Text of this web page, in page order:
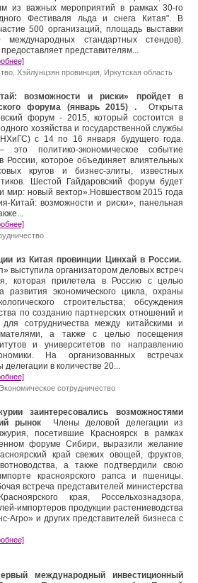
из важных мероприятий в рамках 30-го
Фестиваля льда и снега Китая". В
500 организаций, площадь выставки
стандартных стендов).
представителям...
Хэйлунцзян провинция Иркутская область
возможности и риски» пройдет в
форума (январь 2015) .Открыта
форум - 2015, который состоится в
хозяйства и государственной службы
с 14 по 16 января будущего года.
это политико-экономическое событие
России, которое объединяет влиятельных
кругов и бизнес-элиты, известных
Шестой Гайдаровский форум будет
мир: новый вектор».Новшеством 2015 года
Китай: возможности и риски», панельная
из Китая провинции Цинхай в России.
выступила организатором деловых встреч
которая прилетела в Россию с целью
развития экономического цикла, охраны
строительства; обсуждения
по созданию партнерских отношений и
сотрудничества между китайскими и
а также с целью посещения
и университетов по направлению
На организованных встречах
делегации в количестве 20...
Экономическое сотрудничество
заинтересовались возможностями
рынокЧлены деловой делегации из
посетившие Красноярск в рамках
форуме Сибири, выразили желание
край свежих овощей, фруктов,
а также подтвердили свою
красноярского рапса и пшеницы.
встреча представителей министерства
края, Россельхознадзора,
импортеров продукции растениеводства
Агро» и других представителей бизнеса с
международный инвестиционный